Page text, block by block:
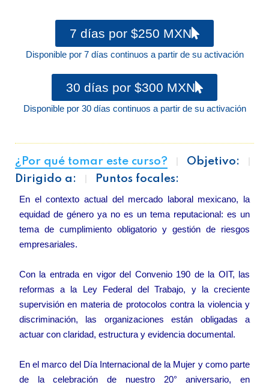
7 días por $250 MXN
Disponible por 7 días continuos a partir de su activación
30 días por $300 MXN
Disponible por 30 días continuos a partir de su activación
¿Por qué tomar este curso?
Objetivo:
Dirigido a:
Puntos focales:
En el contexto actual del mercado laboral mexicano, la
equidad de género ya no es un tema reputacional: es un
tema de cumplimiento obligatorio y gestión de riesgos
empresariales.
Con la entrada en vigor del Convenio 190 de la OIT, las
reformas a la Ley Federal del Trabajo, y la creciente
supervisión en materia de protocolos contra la violencia y
discriminación, las organizaciones están obligadas a
actuar con claridad, estructura y evidencia documental.
En el marco del Día Internacional de la Mujer y como parte
de la celebración de nuestro 20° aniversario, en